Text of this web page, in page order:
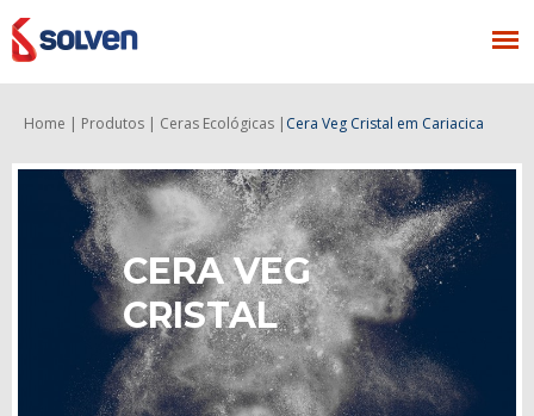
Home | Produtos | Ceras Ecológicas | Cera Veg Cristal em Cariacica
CERA VEG
CRISTAL